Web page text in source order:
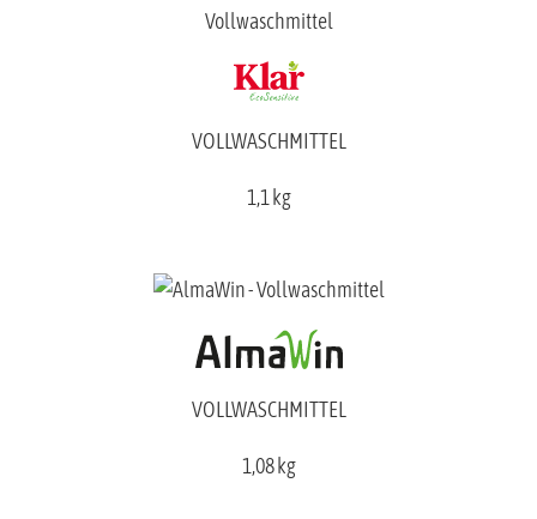
VOLLWASCHMITTEL
1,1 kg
VOLLWASCHMITTEL
1,08 kg